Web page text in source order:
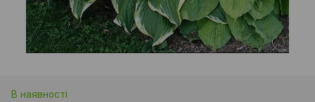
В наявності